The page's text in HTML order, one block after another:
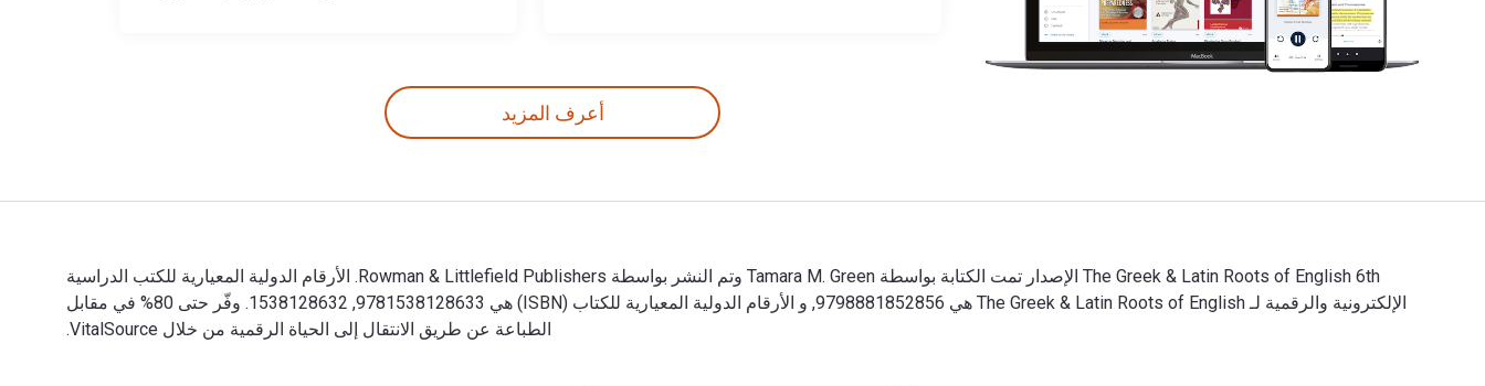
أعرف المزيد
The Greek & Latin Roots of English 6th الإصدار تمت الكتابة بواسطة Tamara M. Green وتم النشر بواسطة Rowman & Littlefield Publishers. الأرقام الدولية المعيارية للكتب الدراسية
الإلكترونية والرقمية لـ The Greek & Latin Roots of English هي 9798881852856, و الأرقام الدولية المعيارية للكتاب (ISBN) هي 9781538128633, 1538128632. وفّر حتى 80% في مقابل
الطباعة عن طريق الانتقال إلى الحياة الرقمية من خلال VitalSource.